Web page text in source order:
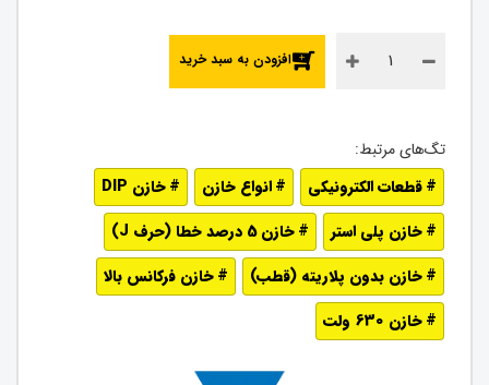
افزودن به سبد خرید
قطعات الکترونیکی انواع خازن
خازن DIP
خازن پلی استر
خازن 5 درصد خطا (حرف J)
خازن بدون پلاریته (قطب)
خازن فرکانس بالا
خازن 630 ولت